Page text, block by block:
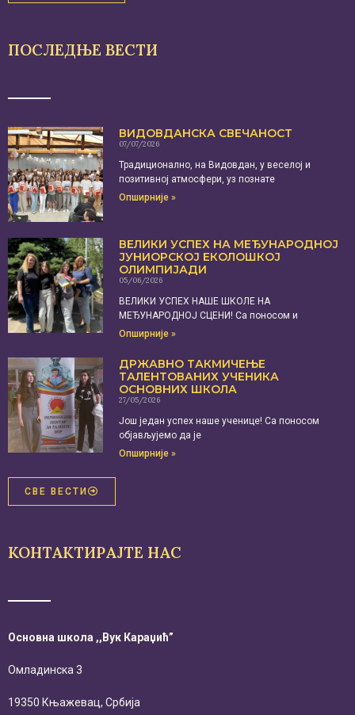
ПОСЛЕДЊЕ ВЕСТИ
ВИДОВДАНСКА СВЕЧАНОСТ
07/07/2026
Традиционално, на Видовдан, у веселој и
позитивној атмосфери, уз познате
Опширније »
ВЕЛИКИ УСПЕХ НА МЕЂУНАРОДНОЈ
ЈУНИОРСКОЈ ЕКОЛОШКОЈ
ОЛИМПИЈАДИ
05/06/2026
ВЕЛИКИ УСПЕХ НАШЕ ШКОЛЕ НА
МЕЂУНАРОДНОЈ СЦЕНИ! Са поносом и
Опширније »
ДРЖАВНО ТАКМИЧЕЊЕ
ТАЛЕНТОВАНИХ УЧЕНИКА
ОСНОВНИХ ШКОЛА
27/05/2026
Још један успех наше ученице! Са поносом
објављујемо да је
Опширније »
СВЕ ВЕСТИ
КОНТАКТИРАЈТЕ НАС
Основна школа ,,Вук Караџић”
Омладинска 3
19350 Књажевац, Србија